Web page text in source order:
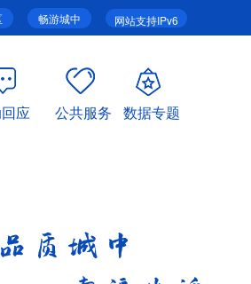
网站支持IPv6
畅游城中
应 公共服务 数据专题